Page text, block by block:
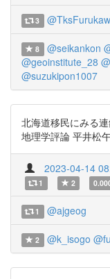
3
8 @seikankon
@geoinstitute_28
@suzukipon1007
北海道移民にみる
地理学評論 平井松
2023-04-14
1 2
1 @ajgeog
2 @k_isogo